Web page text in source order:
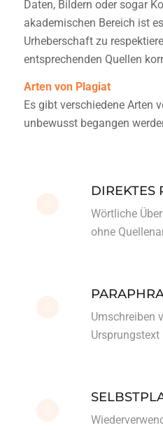
Daten, Bildern oder sogar
akademischen Bereich ist
Urheberschaft zu
entsprechenden Quellen
Arten von Plagiat
Es gibt verschiedene Arten
unbewusst begangen
DIREKTES
Wörtliche
ohne
Umschreiben
Ursprungstext